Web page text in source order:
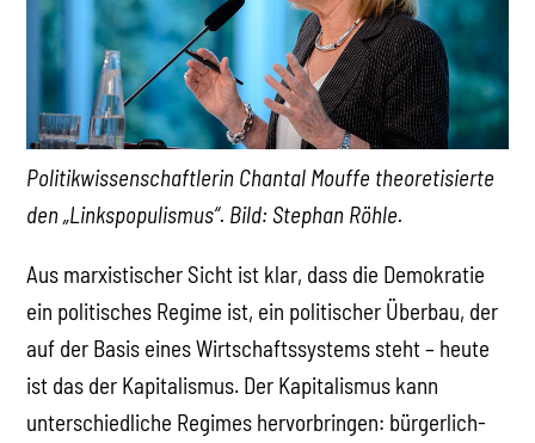
Politikwissenschaftlerin Chantal Mouffe theoretisierte
den „Linkspopulismus“. Bild: Stephan Röhle.
Aus marxistischer Sicht ist klar, dass die Demokratie
ein politisches Regime ist, ein politischer Überbau, der
auf der Basis eines Wirtschaftssystems steht – heute
ist das der Kapitalismus. Der Kapitalismus kann
unterschiedliche Regimes hervorbringen: bürgerlich-